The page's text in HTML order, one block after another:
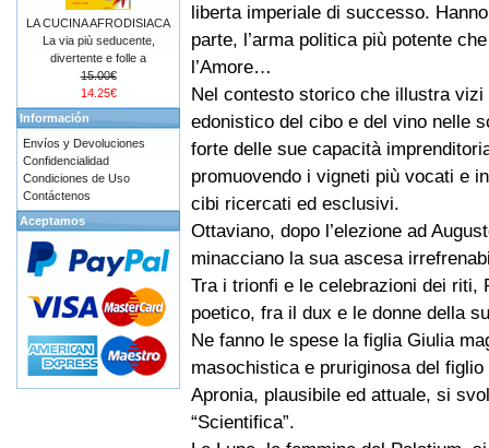
liberta imperiale di successo.
parte, l’arma politica più potente
l’Amore…
Nel contesto storico che illustra
edonistico del cibo e del vino nelle
forte delle sue capacità
promuovendo i vigneti più vocati e
cibi ricercati ed esclusivi.
Ottaviano, dopo l’elezione ad
minacciano la sua ascesa
Tra i trionfi e le celebrazioni dei riti,
poetico, fra il dux e le donne della
Ne fanno le spese la figlia Giulia
masochistica e pruriginosa del
Apronia, plausibile ed attuale, si
“Scientifica”.
LA CUCINA AFRODISIACA
La via più seducente,
divertente e folle a
15.00€
14.25€
Información
Envíos y Devoluciones
Confidencialidad
Condiciones de Uso
Contáctenos
Aceptamos